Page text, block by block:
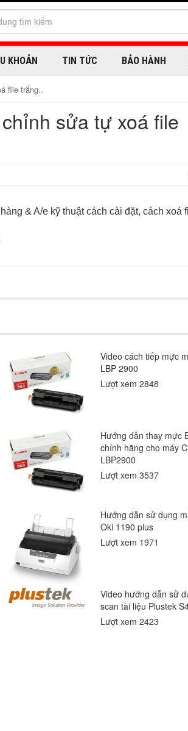
KHOẢN TIN TỨC BẢO HÀNH
file trắng..
sửa tự xoá file
& A/e kỹ thuật cách cài đặt, cách xoá
Video cách tiếp mực
LBP 2900
Lượt xem 2848
Hướng dẫn thay mực
chính hãng cho máy
LBP2900
Lượt xem 3537
Hướng dẫn sử dụng
Oki 1190 plus
Lượt xem 1971
Video hướng dẫn sử
scan tài liệu Plustek
Lượt xem 2423